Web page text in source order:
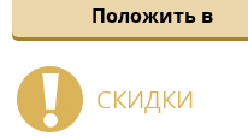
Положить в
СКИДКИ